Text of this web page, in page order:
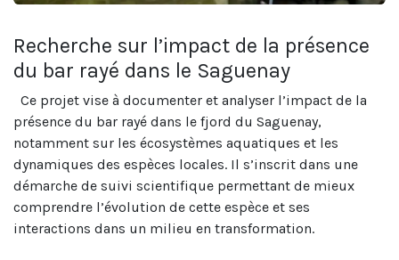
Recherche sur l’impact de la présence
du bar rayé dans le Saguenay
Ce projet vise à documenter et analyser l’impact de la
présence du bar rayé dans le fjord du Saguenay,
notamment sur les écosystèmes aquatiques et les
dynamiques des espèces locales. Il s’inscrit dans une
démarche de suivi scientifique permettant de mieux
comprendre l’évolution de cette espèce et ses
interactions dans un milieu en transformation.